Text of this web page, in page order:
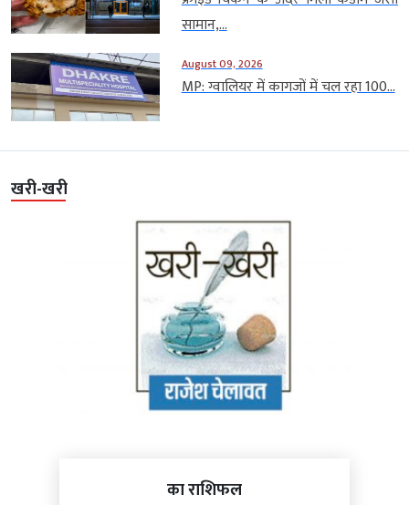
सामान,...
August 09, 2026
MP: ग्वालियर में कागजों में चल रहा 100...
खरी-खरी
का राशिफल